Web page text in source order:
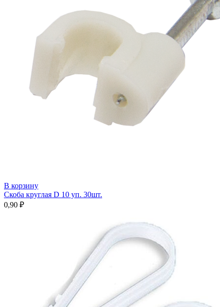
В корзину
Скоба круглая D 10 уп. 30шт.
0,90 ₽